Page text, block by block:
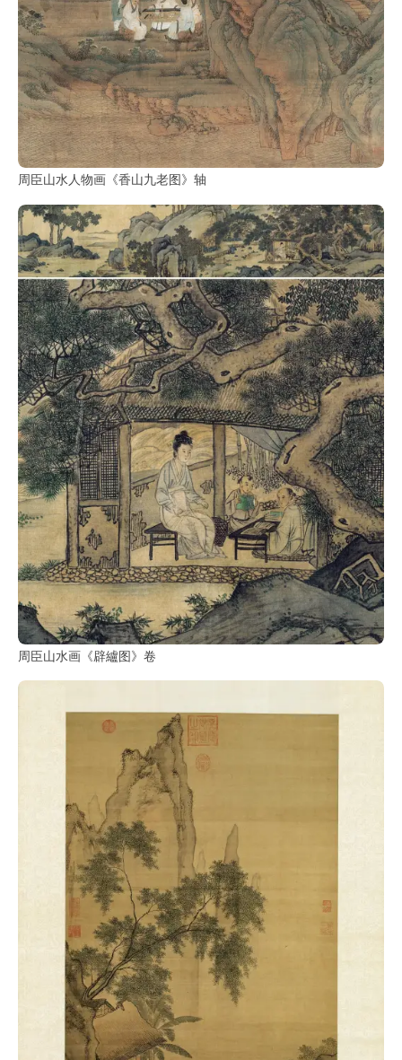
周臣山水人物画《香山九老图》轴
周臣山水画《辟纑图》卷